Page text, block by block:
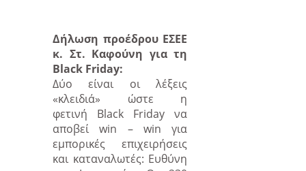
Δήλωση προέδρου ΕΣΕΕ
κ. Στ. Καφούνη για τη
Black Friday:
Δύο είναι οι λέξεις
«κλειδιά» ώστε η
φετινή Black Friday να
αποβείwin – win για
εμπορικές επιχειρήσεις
και καταναλωτές: Ευθύνη